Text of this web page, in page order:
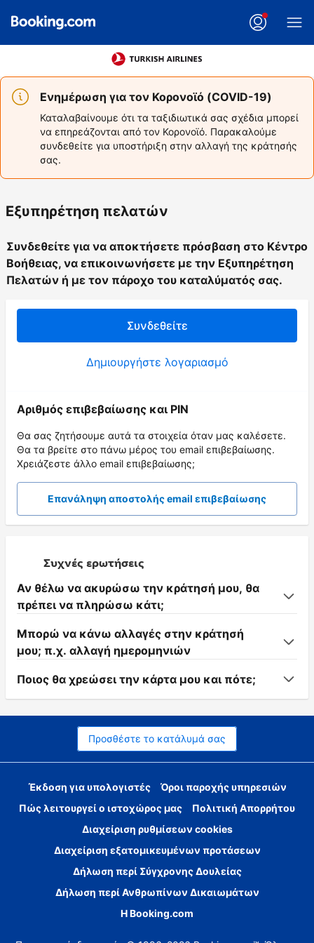
Ενημέρωση για τον Κορονοϊό (COVID-19)
Καταλαβαίνουμε ότι τα ταξιδιωτικά σας σχέδια μπορεί
να επηρεάζονται από τον Κορονοϊό. Παρακαλούμε
συνδεθείτε για υποστήριξη στην αλλαγή της κράτησής
σας.
Εξυπηρέτηση πελατών
Συνδεθείτε για να αποκτήσετε πρόσβαση στο Κέντρο
Βοήθειας, να επικοινωνήσετε με την Εξυπηρέτηση
Πελατών ή με τον πάροχο του καταλύματός σας.
Συνδεθείτε
Δημιουργήστε λογαριασμό
Αριθμός επιβεβαίωσης και PIN
Θα σας ζητήσουμε αυτά τα στοιχεία όταν μας καλέσετε.
Θα τα βρείτε στο πάνω μέρος του email επιβεβαίωσης.
Χρειάζεστε άλλο email επιβεβαίωσης;
Επανάληψη αποστολής email επιβεβαίωσης
Συχνές ερωτήσεις
Αν θέλω να ακυρώσω την κράτησή μου, θα
πρέπει να πληρώσω κάτι;
Μπορώ να κάνω αλλαγές στην κράτησή
μου; π.χ. αλλαγή ημερομηνιών
Ποιος θα χρεώσει την κάρτα μου και πότε;
Προσθέστε το κατάλυμά σας
Έκδοση για υπολογιστές
Όροι παροχής υπηρεσιών
Πώς λειτουργεί ο ιστοχώρος μας
Πολιτική Απορρήτου
Διαχείριση ρυθμίσεων cookies
Διαχείριση εξατομικευμένων προτάσεων
Δήλωση περί Σύγχρονης Δουλείας
Δήλωση περί Ανθρωπίνων Δικαιωμάτων
Η Booking.com